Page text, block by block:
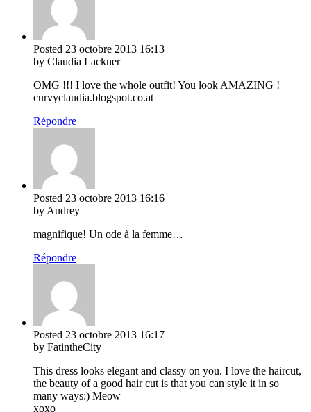
Posted 23 octobre 2013 16:13
by Claudia Lackner
OMG !!! I love the whole outfit! You look AMAZING !
curvyclaudia.blogspot.co.at
Répondre
Posted 23 octobre 2013 16:16
by Audrey
magnifique! Un ode à la femme…
Répondre
Posted 23 octobre 2013 16:17
by FatintheCity
This dress looks elegant and classy on you. I love the haircut,
the beauty of a good hair cut is that you can style it in so
many ways:) Meow
xoxo